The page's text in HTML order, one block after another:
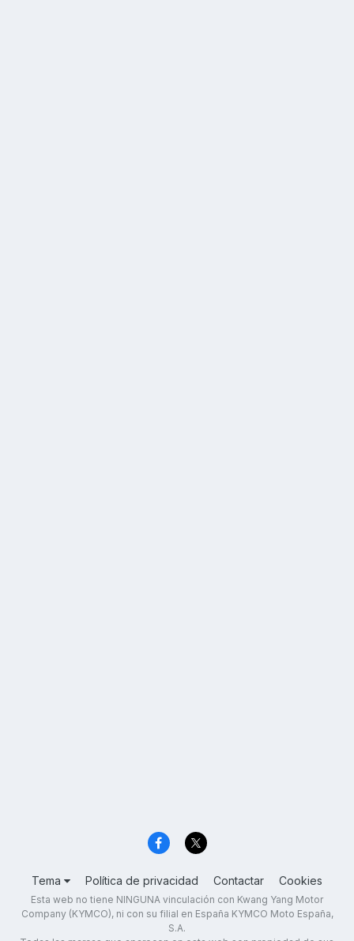
Tema Política de privacidad Contactar Cookies
Esta web no tiene NINGUNA vinculación con Kwang Yang Motor
Company (KYMCO), ni con su filial en España KYMCO Moto España,
S.A.